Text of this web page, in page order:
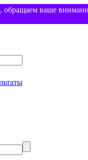
ваше